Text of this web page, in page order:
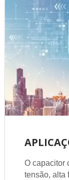
O capacitor
tensão, alta